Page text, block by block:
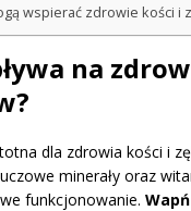
wspierać zdrowie kości i
na
dla zdrowia kości i
minerały oraz
funkcjonowanie. Wapń